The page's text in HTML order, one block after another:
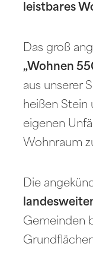
leistbares
Das groß
„Wohnen
aus unserer
heißen Stein
eigenen
Wohnraum
Die
Gemeinden